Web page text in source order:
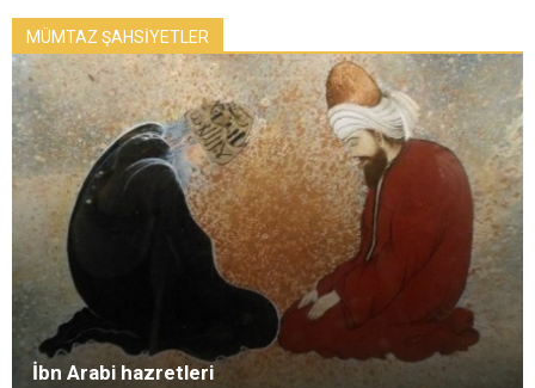
MÜMTAZ ŞAHSİYETLER
İbn Arabi hazretleri